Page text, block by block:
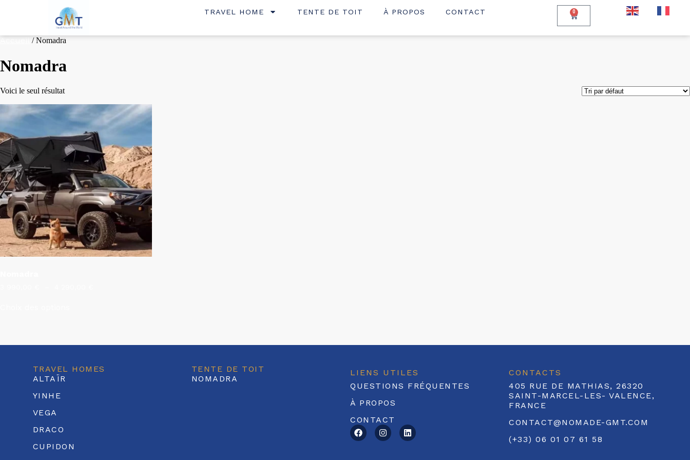
TRAVEL HOME TENTE DE TOIT À PROPOS CONTACT 0
/ Nomadra
Nomadra
Voici le seul résultat
TRAVEL HOMES
ALTAÏR
YINHE
VEGA
DRACO
CUPIDON
TENTE DE TOIT
NOMADRA
LIENS UTILES
QUESTIONS FRÉQUENTES
À PROPOS
CONTACT
CONTACTS
405 RUE DE MATHIAS, 26320
SAINT-MARCEL-LES- VALENCE,
FRANCE
CONTACT@NOMADE-GMT.COM
(+33) 06 01 07 61 58